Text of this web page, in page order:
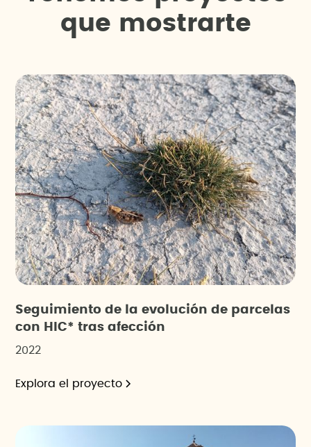
que mostrarte
Seguimiento de la evolución de parcelas
con HIC* tras afección
2022
Explora el proyecto